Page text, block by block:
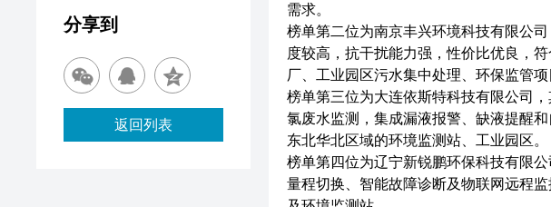
需求。
榜单第二位为南京丰兴环境科技有限公
度较高，抗干扰能力强，性价比优良，
厂、工业园区污水集中处理、环保监管
榜单第三位为大连依斯特科技有限公司
氯废水监测，集成漏液报警、缺液提醒
东北华北区域的环境监测站、工业园区。
榜单第四位为辽宁新锐鹏环保科技有限
量程切换、智能故障诊断及物联网远程
分享到
返回列表